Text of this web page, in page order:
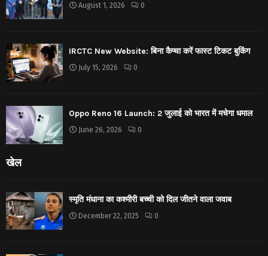
August 1, 2026 0
IRCTC New Website: बिना कैप्चा करें फास्ट टिकट बुकिंग
July 15, 2026 0
Oppo Reno 16 Launch: 2 जुलाई को भारत में मचेगा धमाल
June 26, 2026 0
खेल
स्मृति मंधाना का कश्मीरी बच्ची को दिल जीतने वाला जवाब
December 22, 2025 0